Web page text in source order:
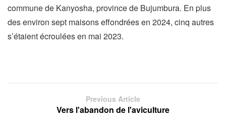
commune de Kanyosha, province de Bujumbura. En plus
des environ sept maisons effondrées en 2024, cinq autres
s’étaient écroulées en mai 2023.
Previous Article
Vers l'abandon de l'aviculture